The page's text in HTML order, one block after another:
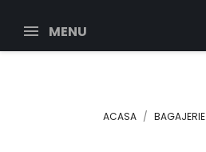
MENU
ACASA BAGAJERIE